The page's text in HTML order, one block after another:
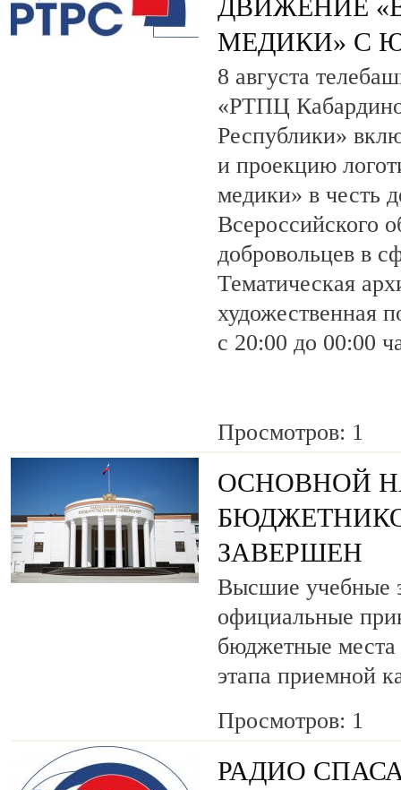
ДВИЖЕНИЕ
МЕДИКИ» С
8 августа
«РТПЦ
Республики»
и проекцию
медики» в честь
Всероссийского
добровольцев в
Тематическая
художественная
с 20:00 до 00:00
Просмотров: 1
ОСНОВНОЙ
ЗАВЕРШЕН
Высшие учебные
официальные
бюджетные места
этапа приемной
Просмотров: 1
РАДИО